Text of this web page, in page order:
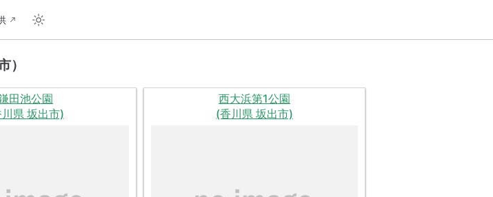
）
田池公園
県 坂出市)
西大浜第1公園
(香川県 坂出市)